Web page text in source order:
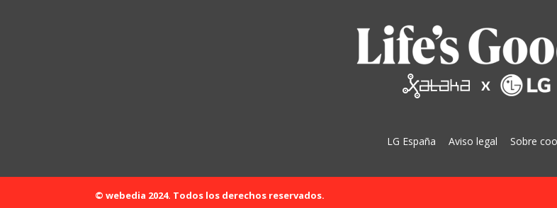
LG España Aviso legal Sobre
© webedia 2024. Todos los derechos reservados.